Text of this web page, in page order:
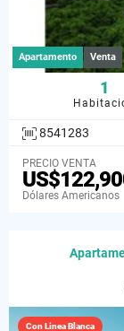
Apartamento Venta
1
8541283
PRECIO VENTA
Dólares Americanos
Con Linea Blanca